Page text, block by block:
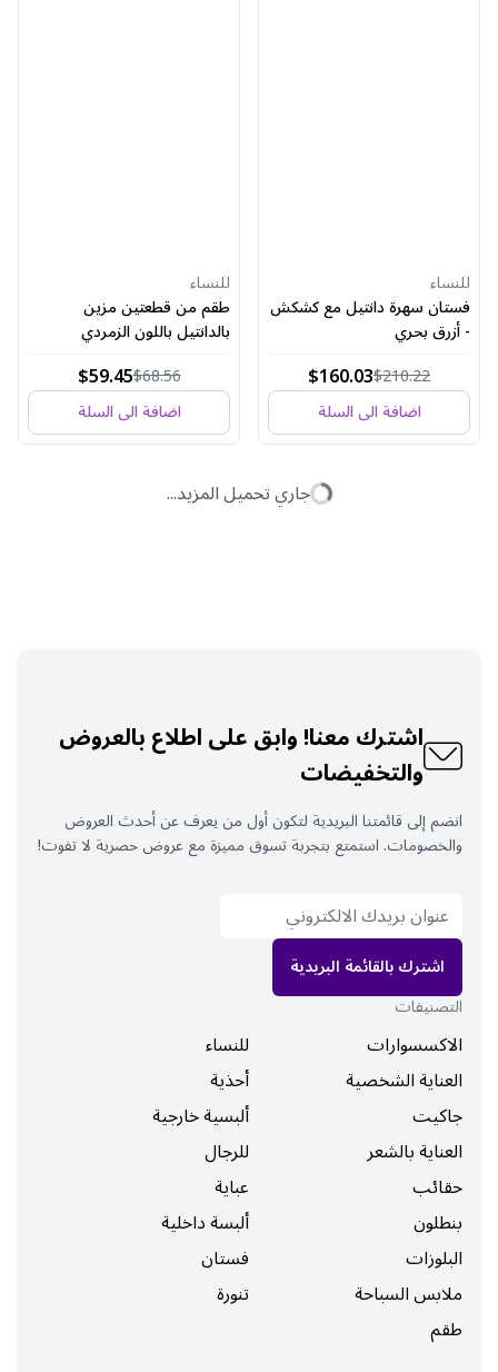
للنساء
فستان سهرة دانتيل مع كشكش
- أزرق بحري
$210.22
$160.03
اضافة الى السلة
للنساء
طقم من قطعتين مزين
بالدانتيل باللون الزمردي
$68.56
$59.45
اضافة الى السلة
جاري تحميل المزيد...
اشترك معنا! وابق على اطلاع بالعروض
والتخفيضات
انضم إلى قائمتنا البريدية لتكون أول من يعرف عن أحدث العروض
والخصومات. استمتع بتجربة تسوق مميزة مع عروض حصرية لا تفوت!
اشترك بالقائمة البريدية
التصنيفات
الاكسسوارات
للنساء
العناية الشخصية
أحذية
جاكيت
ألبسية خارجية
العناية بالشعر
للرجال
حقائب
عباية
بنطلون
ألبسة داخلية
البلوزات
فستان
ملابس السباحة
تنورة
طقم